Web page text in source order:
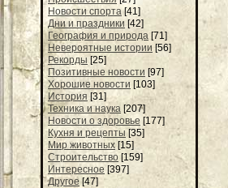
Новости спорта [41]
Дни и праздники [42]
География и природа [71]
Невероятные истории [56]
Рекорды [25]
Позитивные новости [97]
Хорошие новости [103]
История [31]
Техника и наука [207]
Новости о здоровье [177]
Кухня и рецепты [35]
Мир животных [15]
Строительство [159]
Интересное [397]
Другое [47]